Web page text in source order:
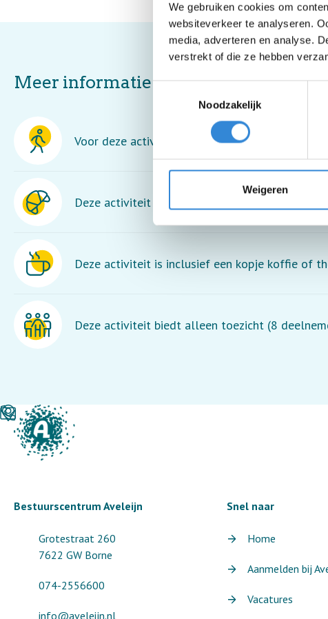
We gebruiken cookies om
websiteverkeer te analyseren.
media, adverteren en analyse.
verstrekt of die ze hebben
Noodzakelijk
Weigeren
Meer informatie
Voor deze activiteit moet je goed kunnen lopen.
Deze activiteit is inclusief lunch en een drankje.
Deze activiteit is inclusief een kopje koffie of
Deze activiteit biedt alleen toezicht (8
Bestuurscentrum Aveleijn
Grotestraat 260
7622 GW Borne
074-2556600
info@aveleijn.nl
Snel naar
Home
Aanmelden bij
Vacatures